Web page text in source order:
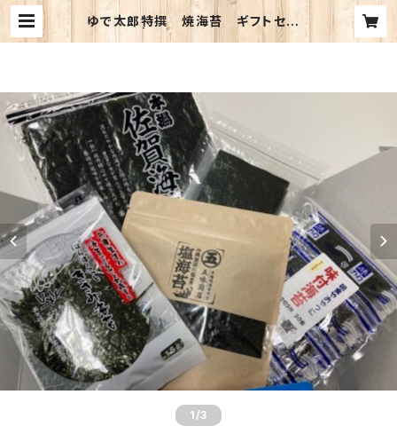
ゆで太郎特撰 焼海苔 ギフトセット
| yudetarousys
1 /3